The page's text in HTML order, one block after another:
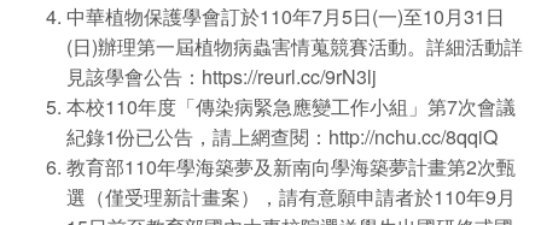
中華植物保護學會訂於110年7月5日(一)至10月31日
(日)辦理第一屆植物病蟲害情蒐競賽活動。詳細活動詳
見該學會公告： https://reurl.cc/9rN3lj
本校110年度「傳染病緊急應變工作小組」第7次會議
紀錄1份已公告，請上網查閱： http://nchu.cc/8qqiQ
教育部110年學海築夢及新南向學海築夢計畫第2次甄
選（僅受理新計畫案），請有意願申請者於110年9月